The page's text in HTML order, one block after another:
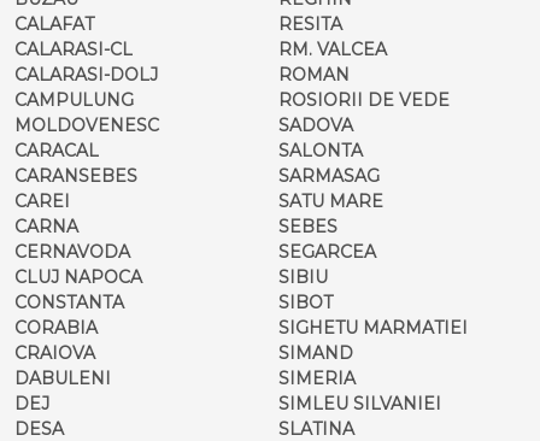
CALAFAT
CALARASI-CL
CALARASI-DOLJ
CAMPULUNG
MOLDOVENESC
CARACAL
CARANSEBES
CAREI
CARNA
CERNAVODA
CLUJ NAPOCA
CONSTANTA
CORABIA
CRAIOVA
DABULENI
DEJ
DESA
RESITA
RM. VALCEA
ROMAN
ROSIORII DE VEDE
SADOVA
SALONTA
SARMASAG
SATU MARE
SEBES
SEGARCEA
SIBIU
SIBOT
SIGHETU MARMATIEI
SIMAND
SIMERIA
SIMLEU SILVANIEI
SLATINA